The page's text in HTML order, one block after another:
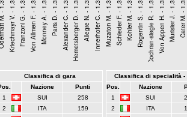
Classifica di gara
Nazione
Punti
1
SUI
258
2
ITA
159
Classifica di specialità -
Pos.
Nazione
1
SUI
2
ITA